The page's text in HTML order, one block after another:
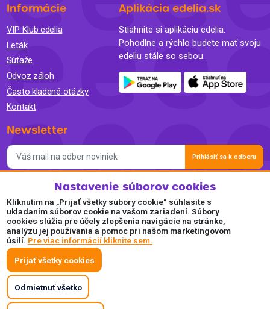
Informácie
VIP Klub edelia
Leták
Súťaže
Odvoz záloh
Často kladené otázky
Kontakt
Aplikácia edelia.sk
Stiahnite si aplikáciu edelia.
Pohodlne a rýchlo budete mať svoju
edeliu stále so sebou.
Newsletter
Prihlásiť sa k odberu
Súhlasím so spracovaním osobných údajov a so zasielaním
newslettra na marketingové účely a oboznámil som sa so
Zásadami ochrany osobných údajov.
Akceptujeme
Plaťte pohodlne a bezpečne online.
Nastavenie súborov cookies
Kliknutím na „Prijať všetky súbory cookie“ súhlasíte s
ukladaním súborov cookie na vašom zariadení. Súbory
cookies slúžia pre účely zlepšenia navigácie na stránke,
analýzu jej používania a pomoc pri našom marketingovom
úsilí. Pre viac informácií kliknite sem.
Prijať všetky cookies
Odmietnuť všetko